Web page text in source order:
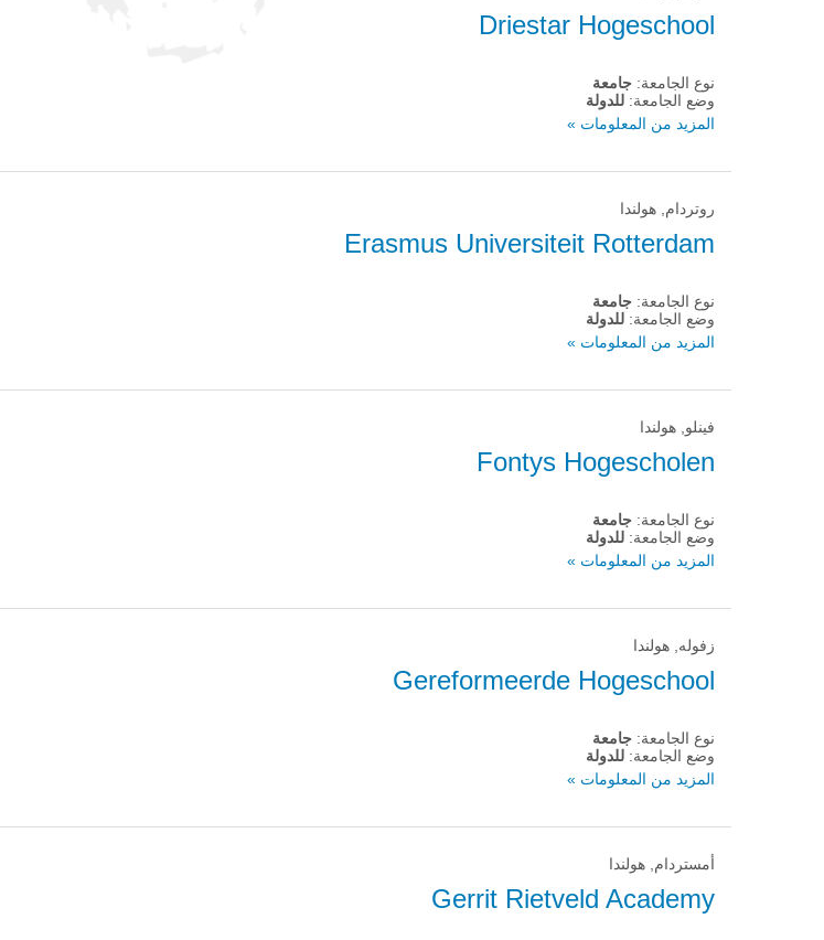
Driestar Hogeschool
نوع الجامعة: جامعة
وضع الجامعة: للدولة
المزيد من المعلومات »
روتردام, هولندا
Erasmus Universiteit Rotterdam
نوع الجامعة: جامعة
وضع الجامعة: للدولة
المزيد من المعلومات »
فينلو, هولندا
Fontys Hogescholen
نوع الجامعة: جامعة
وضع الجامعة: للدولة
المزيد من المعلومات »
زفوله, هولندا
Gereformeerde Hogeschool
نوع الجامعة: جامعة
وضع الجامعة: للدولة
المزيد من المعلومات »
أمستردام, هولندا
Gerrit Rietveld Academy